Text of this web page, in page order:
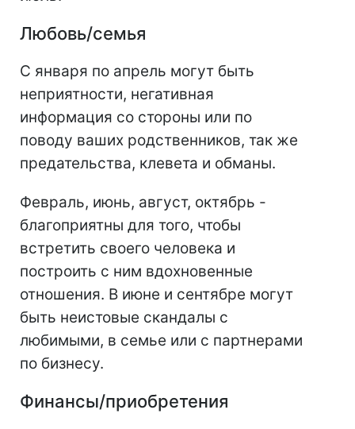
Любовь/семья
С января по апрель могут быть
неприятности, негативная
информация со стороны или по
поводу ваших родственников, так же
предательства, клевета и обманы.
Февраль, июнь, август, октябрь -
благоприятны для того, чтобы
встретить своего человека и
построить с ним вдохновенные
отношения. В июне и сентябре могут
быть неистовые скандалы с
любимыми, в семье или с партнерами
по бизнесу.
Финансы/приобретения